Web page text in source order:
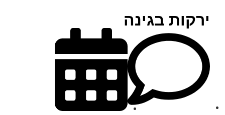
ירקות בגינה